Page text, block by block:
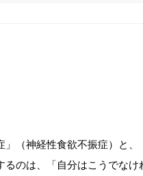
（神経性食欲不振症）と、
のは、「自分はこうでなけ